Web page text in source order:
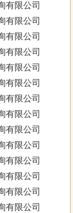
有限公司
有限公司
有限公司
有限公司
有限公司
有限公司
有限公司
有限公司
有限公司
有限公司
有限公司
有限公司
有限公司
有限公司